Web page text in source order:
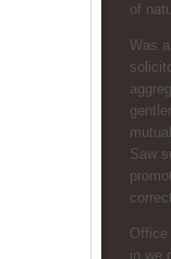
of
Was
Saw
in we